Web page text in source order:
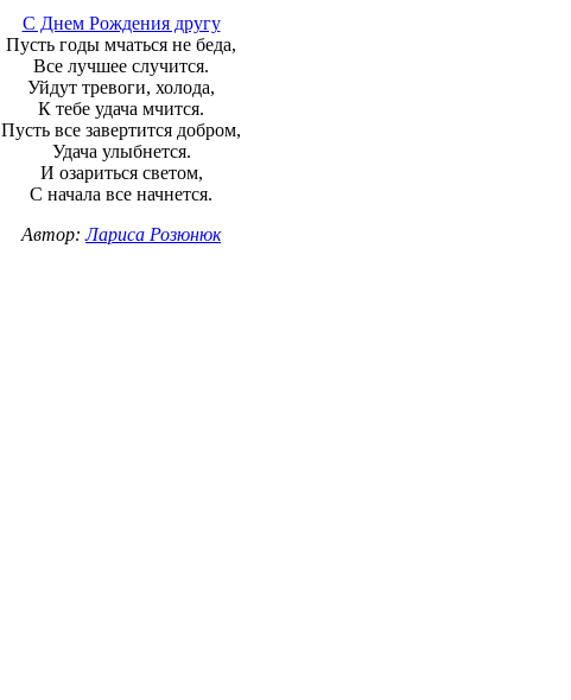
С Днем Рождения другу
Пусть годы мчаться не беда,
Все лучшее случится.
Уйдут тревоги, холода,
К тебе удача мчится.
Пусть все завертится добром,
Удача улыбнется.
И озариться светом,
С начала все начнется.
Автор:Лариса Розюнюк